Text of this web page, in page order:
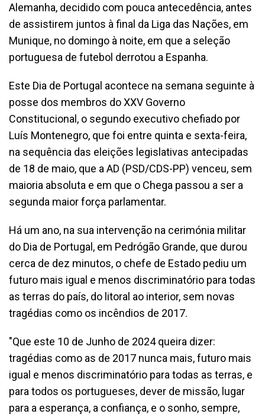
Alemanha, decidido com pouca antecedência, antes
de assistirem juntos à final da Liga das Nações, em
Munique, no domingo à noite, em que a seleção
portuguesa de futebol derrotou a Espanha.
Este Dia de Portugal acontece na semana seguinte à
posse dos membros do XXV Governo
Constitucional, o segundo executivo chefiado por
Luís Montenegro, que foi entre quinta e sexta-feira,
na sequência das eleições legislativas antecipadas
de 18 de maio, que a AD (PSD/CDS-PP) venceu, sem
maioria absoluta e em que o Chega passou a ser a
segunda maior força parlamentar.
Há um ano, na sua intervenção na cerimónia militar
do Dia de Portugal, em Pedrógão Grande, que durou
cerca de dez minutos, o chefe de Estado pediu um
futuro mais igual e menos discriminatório para todas
as terras do país, do litoral ao interior, sem novas
tragédias como os incêndios de 2017.
"Que este 10 de Junho de 2024 queira dizer:
tragédias como as de 2017 nunca mais, futuro mais
igual e menos discriminatório para todas as terras, e
para todos os portugueses, dever de missão, lugar
para a esperança, a confiança, e o sonho, sempre,